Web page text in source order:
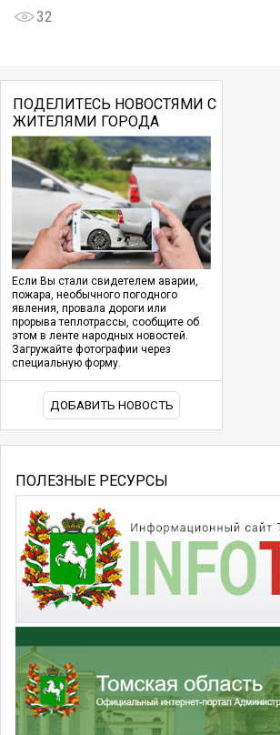
32
ПОДЕЛИТЕСЬ НОВОСТЯМИ С
ЖИТЕЛЯМИ ГОРОДА
Если Вы стали свидетелем аварии,
пожара, необычного погодного
явления, провала дороги или
прорыва теплотрассы, сообщите об
этом в ленте народных новостей.
Загружайте фотографии через
специальную форму.
ДОБАВИТЬ НОВОСТЬ
ПОЛЕЗНЫЕ РЕСУРСЫ